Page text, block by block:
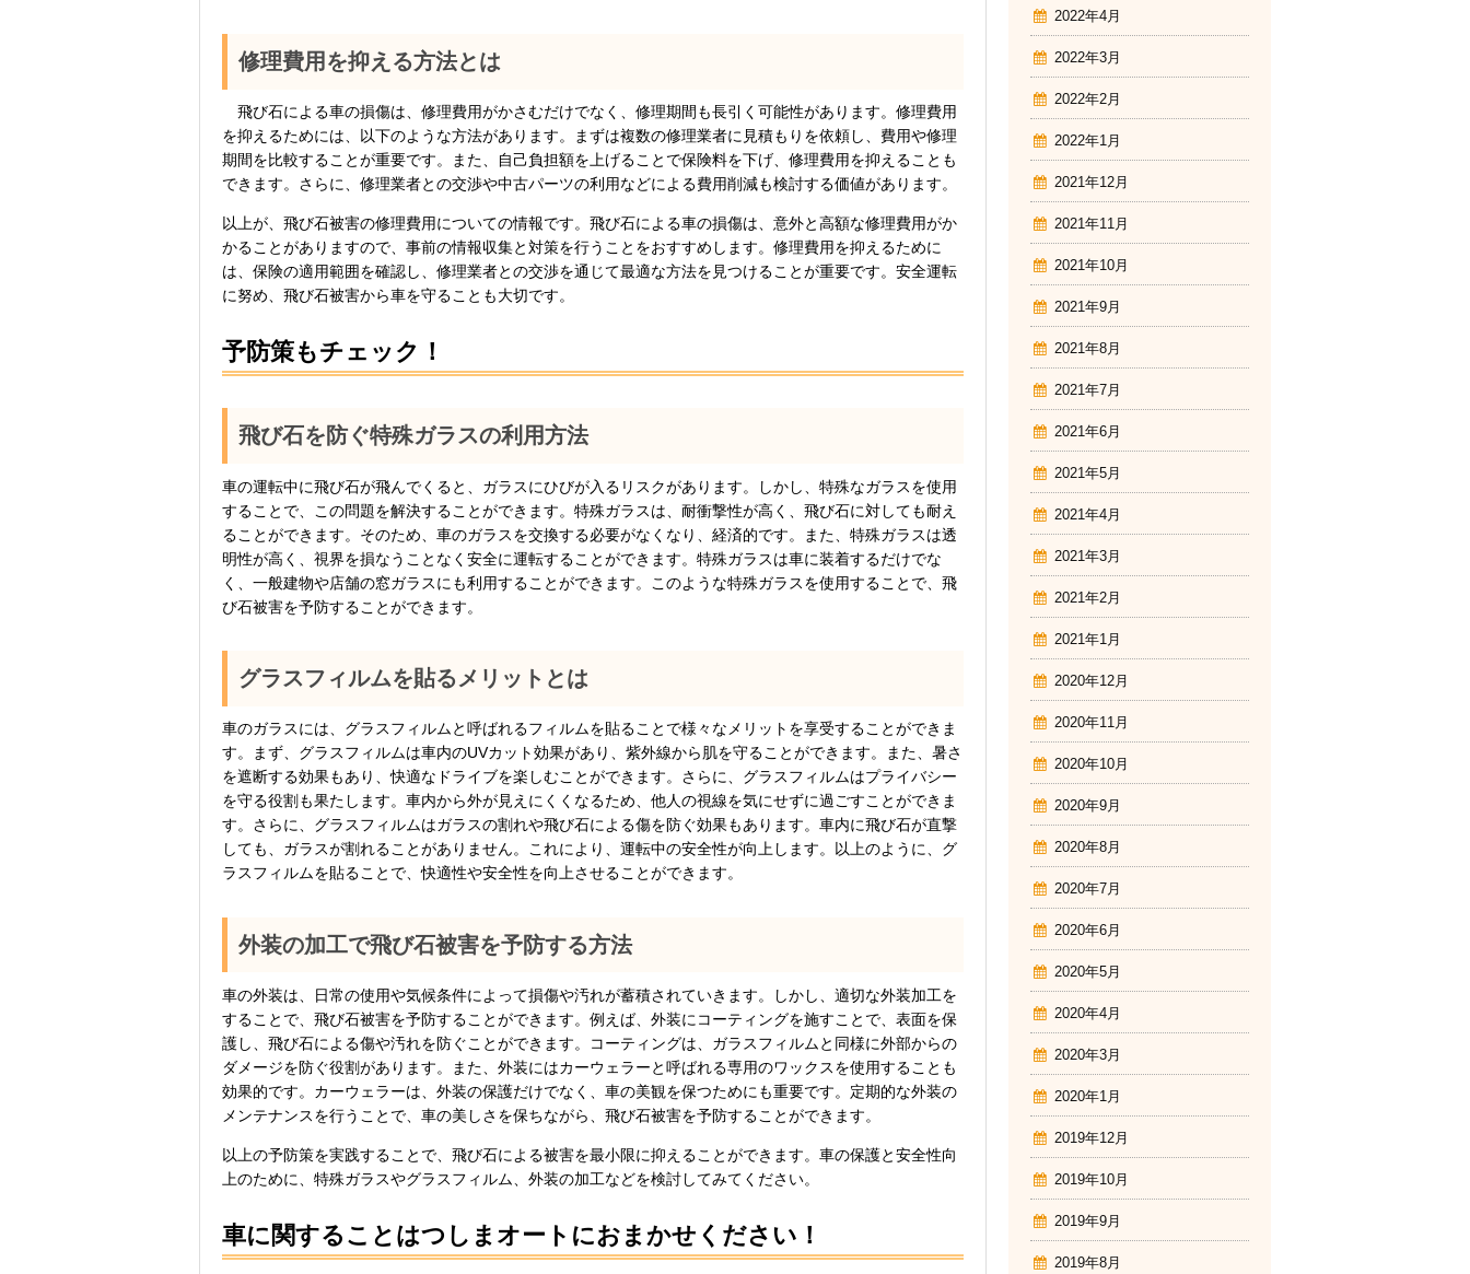
修理費用を抑える方法とは
飛び石による車の損傷は、修理費用がかさむだけでなく、修理期間も長引く可能性があります。修理費用
を抑えるためには、以下のような方法があります。まずは複数の修理業者に見積もりを依頼し、費用や修理
期間を比較することが重要です。また、自己負担額を上げることで保険料を下げ、修理費用を抑えることも
できます。さらに、修理業者との交渉や中古パーツの利用などによる費用削減も検討する価値があります。
以上が、飛び石被害の修理費用についての情報です。飛び石による車の損傷は、意外と高額な修理費用がか
かることがありますので、事前の情報収集と対策を行うことをおすすめします。修理費用を抑えるために
は、保険の適用範囲を確認し、修理業者との交渉を通じて最適な方法を見つけることが重要です。安全運転
に努め、飛び石被害から車を守ることも大切です。
予防策もチェック！
飛び石を防ぐ特殊ガラスの利用方法
車の運転中に飛び石が飛んでくると、ガラスにひびが入るリスクがあります。しかし、特殊なガラスを使用
することで、この問題を解決することができます。特殊ガラスは、耐衝撃性が高く、飛び石に対しても耐え
ることができます。そのため、車のガラスを交換する必要がなくなり、経済的です。また、特殊ガラスは透
明性が高く、視界を損なうことなく安全に運転することができます。特殊ガラスは車に装着するだけでな
く、一般建物や店舗の窓ガラスにも利用することができます。このような特殊ガラスを使用することで、飛
び石被害を予防することができます。
グラスフィルムを貼るメリットとは
車のガラスには、グラスフィルムと呼ばれるフィルムを貼ることで様々なメリットを享受することができま
す。まず、グラスフィルムは車内のUVカット効果があり、紫外線から肌を守ることができます。また、暑さ
を遮断する効果もあり、快適なドライブを楽しむことができます。さらに、グラスフィルムはプライバシー
を守る役割も果たします。車内から外が見えにくくなるため、他人の視線を気にせずに過ごすことができま
す。さらに、グラスフィルムはガラスの割れや飛び石による傷を防ぐ効果もあります。車内に飛び石が直撃
しても、ガラスが割れることがありません。これにより、運転中の安全性が向上します。以上のように、グ
ラスフィルムを貼ることで、快適性や安全性を向上させることができます。
外装の加工で飛び石被害を予防する方法
車の外装は、日常の使用や気候条件によって損傷や汚れが蓄積されていきます。しかし、適切な外装加工を
することで、飛び石被害を予防することができます。例えば、外装にコーティングを施すことで、表面を保
護し、飛び石による傷や汚れを防ぐことができます。コーティングは、ガラスフィルムと同様に外部からの
ダメージを防ぐ役割があります。また、外装にはカーウェラーと呼ばれる専用のワックスを使用することも
効果的です。カーウェラーは、外装の保護だけでなく、車の美観を保つためにも重要です。定期的な外装の
メンテナンスを行うことで、車の美しさを保ちながら、飛び石被害を予防することができます。
以上の予防策を実践することで、飛び石による被害を最小限に抑えることができます。車の保護と安全性向
上のために、特殊ガラスやグラスフィルム、外装の加工などを検討してみてください。
車に関することはつしまオートにおまかせください！
2022年4月
2022年3月
2022年2月
2022年1月
2021年12月
2021年11月
2021年10月
2021年9月
2021年8月
2021年7月
2021年6月
2021年5月
2021年4月
2021年3月
2021年2月
2021年1月
2020年12月
2020年11月
2020年10月
2020年9月
2020年8月
2020年7月
2020年6月
2020年5月
2020年4月
2020年3月
2020年1月
2019年12月
2019年10月
2019年9月
2019年8月